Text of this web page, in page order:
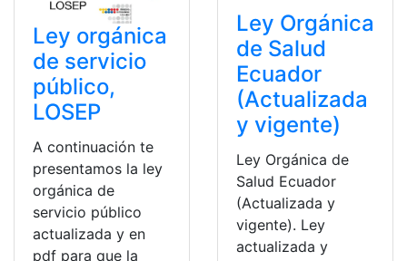
Ley orgánica
de servicio
público,
LOSEP
A continuación te
presentamos la ley
orgánica de
servicio público
actualizada y en
pdf para que la
Ley Orgánica
de Salud
Ecuador
(Actualizada
y vigente)
Ley Orgánica de
Salud Ecuador
(Actualizada y
vigente). Ley
actualizada y